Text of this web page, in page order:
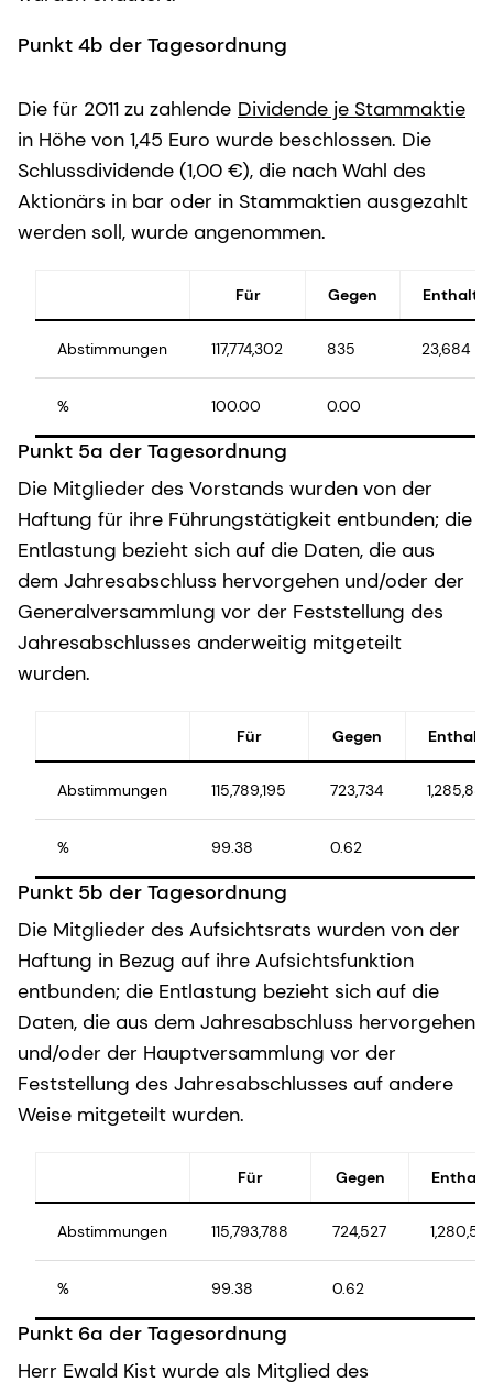
Punkt 4b der Tagesordnung
Die für 2011 zu zahlende Dividende je Stammaktie
in Höhe von 1,45 Euro wurde beschlossen. Die
Schlussdividende (1,00 €), die nach Wahl des
Aktionärs in bar oder in Stammaktien ausgezahlt
werden soll, wurde angenommen.
Für Gegen
Abstimmungen 117,774,302 835 23,684
% 100.00 0.00
Punkt 5a der Tagesordnung
Die Mitglieder des Vorstands wurden von der
Haftung für ihre Führungstätigkeit entbunden; die
Entlastung bezieht sich auf die Daten, die aus
dem Jahresabschluss hervorgehen und/oder der
Generalversammlung vor der Feststellung des
Jahresabschlusses anderweitig mitgeteilt
wurden.
Für Gegen
Abstimmungen 115,789,195 723,734 1,285,887
% 99.38 0.62
Punkt 5b der Tagesordnung
Die Mitglieder des Aufsichtsrats wurden von der
Haftung in Bezug auf ihre Aufsichtsfunktion
entbunden; die Entlastung bezieht sich auf die
Daten, die aus dem Jahresabschluss hervorgehen
und/oder der Hauptversammlung vor der
Feststellung des Jahresabschlusses auf andere
Weise mitgeteilt wurden.
Für Gegen
Abstimmungen 115,793,788 724,527
% 99.38 0.62
Punkt 6a der Tagesordnung
Herr Ewald Kist wurde als Mitglied des